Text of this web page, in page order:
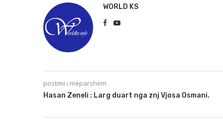
WORLD KS
postimi i mëparshëm
Hasan Zeneli : Larg duart nga znj Vjosa Osmani.